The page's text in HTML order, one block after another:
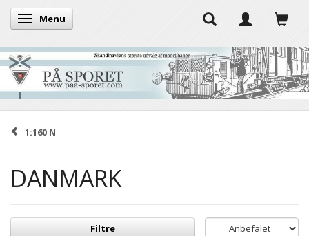
Skifte navigation
Menu
1:160 N
DANMARK
Filtre